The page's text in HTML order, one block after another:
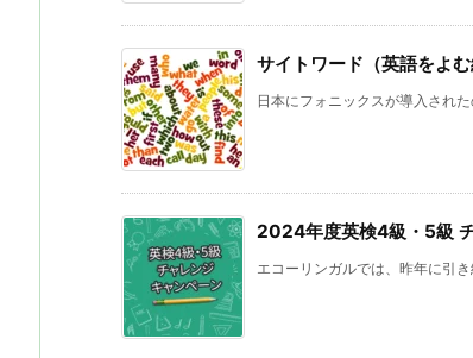
サイトワード（英語をよ
日本にフォニックスが導入され
2024年度英検4級・5級
エコーリンガルでは、昨年に引